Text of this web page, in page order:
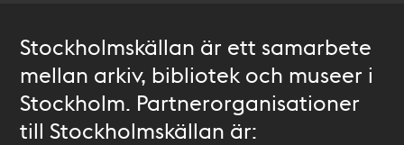
Stockholmskällan är ett samarbete
mellan arkiv, bibliotek och museer i
Stockholm. Partnerorganisationer
till Stockholmskällan är: